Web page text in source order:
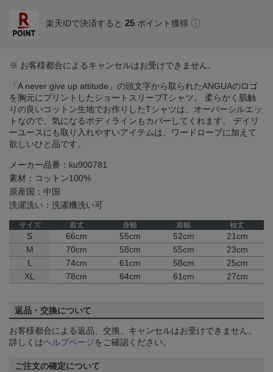
楽天IDで決済すると 25 ポイント獲得
※ お客様都合によるキャンセルはお受けできません。
「A never give up attitude」の頭文字から取られたANGUAのロゴ
を胸元にプリントしたショートスリーブTシャツ。 柔らかく肌触
りの良いコットン生地でお作りしたTシャツは、オーバーシルエッ
トなので、気になるボディラインもカバーしてくれます。 デイリ
ーユースにも取り入れやすいアイテムは、ワードローブに加えて
欲しいひと品です。
メーカー品番：ku900781
素材：コットン100%
原産国：中国
洗濯洗い：洗濯機洗い可
サイズ 着丈 身幅 肩幅 袖丈
S 66cm 55cm 52cm
21cm
M
70cm 58cm 55cm
23cm
L
74cm 61cm 58cm
25cm
XL
78cm 64cm 61cm 27cm
返品・交換について
お客様都合による返品、交換、キャンセルはお受けできません。
詳しくはヘルプページをご確認ください。
ご注文の確定について